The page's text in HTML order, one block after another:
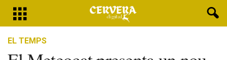
EL TEMPS